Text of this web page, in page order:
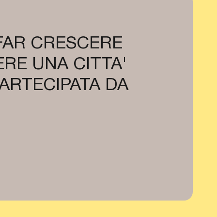
CRESCERE
UNA CITTA'
DA